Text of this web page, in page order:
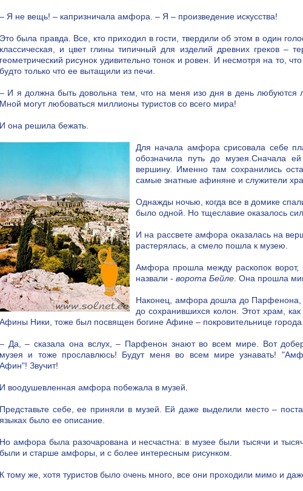
– Я не вещь! – капризничала амфора. – Я – произведение искусства!
Это была правда. Все, кто приходил в гости, твердили об этом в один
классическая, и цвет глины типичный для изделий древних греков –
геометрический рисунок удивительно тонок и ровен. И несмотря на то,
будто только что ее вытащили из печи.
– И я должна быть довольна тем, что на меня изо дня в день любуются
Мной могут любоваться миллионы туристов со всего мира!
И она решила бежать.
Для начала амфора срисовала себе
обозначила путь до музея.Сначала
вершину. Именно там сохранились
самые знатные афиняне и служители
Однажды ночью, когда все в домике
было одной. Но тщеславие оказалось
И на рассвете амфора оказалась на
растерялась, а смело пошла к музею.
Амфора прошла между раскопок ворот,
назвали - ворота Бейле. Она прошла
Наконец, амфора дошла до Парфенона,
до сохранившихся колон. Этот храм,
Афины Ники, тоже был посвящен богине Афине – покровительнице
– Да, – сказала она вслух, – Парфенон знают во всем мире. Вот
музея и тоже прославлюсь! Будут меня во всем мире узнавать!
Афин"! Звучит!
И воодушевленная амфора побежала в музей.
Представьте себе, ее приняли в музей. Ей даже выделили место –
языках было ее описание.
Но амфора была разочарована и несчастна: в музее были тысячи и
были и старше амфоры, и с более интересным рисунком.
К тому же, хотя туристов было очень много, все они проходили мимо и